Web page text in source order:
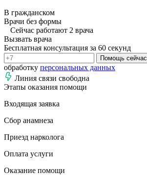
В гражданском
Врачи без формы
Сейчас работают 2 врача
Вызвать врача
Бесплатная консультация за 60 секунд
Помощь сейчас
обработку персональных данных
Линия связи свободна
Этапы оказания помощи
Входящая заявка
Сбор анамнеза
Приезд нарколога
Оплата услуги
Оказание помощи